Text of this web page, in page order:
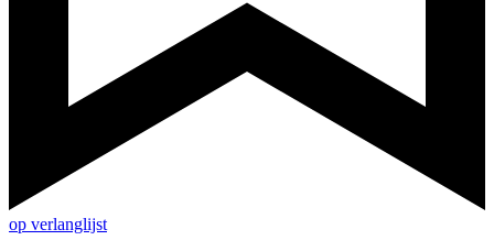
op verlanglijst